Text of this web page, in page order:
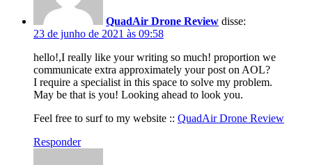
QuadAir Drone Review disse:
23 de junho de 2021 às 09:58
hello!,I really like your writing so much! proportion we
communicate extra approximately your post on AOL?
I require a specialist in this space to solve my problem.
May be that is you! Looking ahead to look you.
Feel free to surf to my website :: QuadAir Drone Review
Responder